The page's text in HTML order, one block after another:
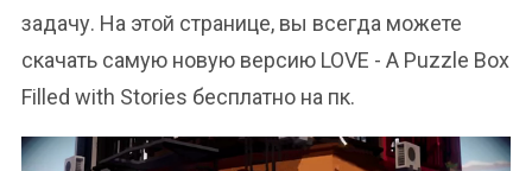
задачу. На этой странице, вы всегда можете
скачать самую новую версию LOVE - A Puzzle Box
Filled with Stories бесплатно на пк.